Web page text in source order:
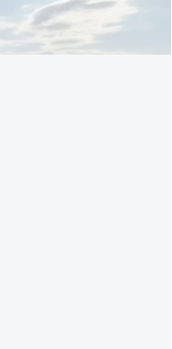
תמונות הזוועה